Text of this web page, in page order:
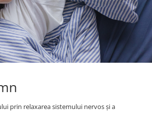
prin relaxarea sistemului nervos și a